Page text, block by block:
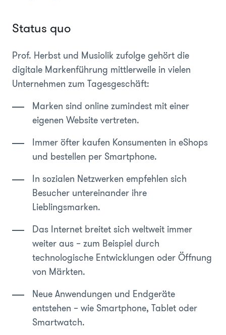
Status quo
Prof. Herbst und Musiolik zufolge gehört die
digitale Markenführung mittlerweile in vielen
Unternehmen zum Tagesgeschäft:
Marken sind online zumindest mit einer
eigenen Website vertreten.
Immer öfter kaufen Konsumenten in eShops
und bestellen per Smartphone.
In sozialen Netzwerken empfehlen sich
Besucher untereinander ihre
Lieblingsmarken.
Das Internet breitet sich weltweit immer
weiter aus – zum Beispiel durch
technologische Entwicklungen oder Öffnung
von Märkten.
Neue Anwendungen und Endgeräte
entstehen – wie Smartphone, Tablet oder
Smartwatch.